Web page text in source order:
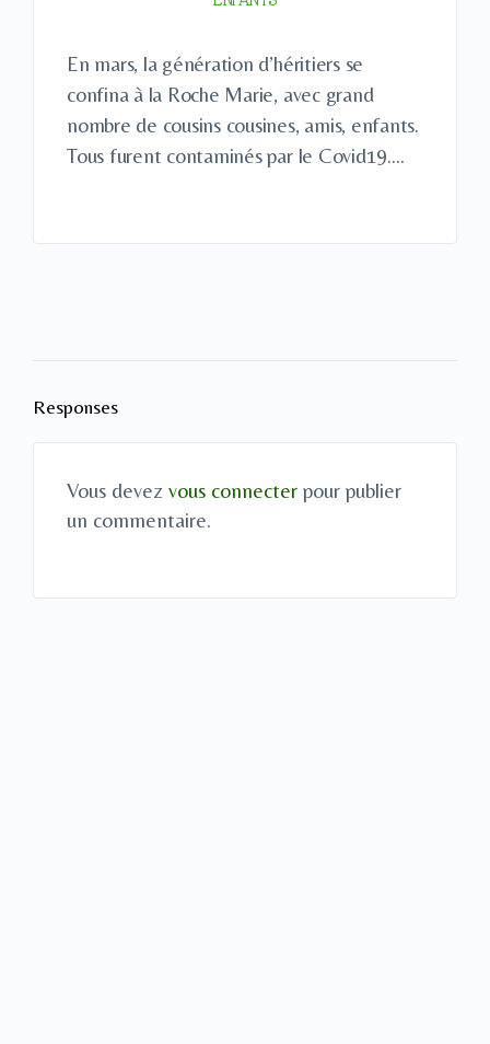
En mars, la génération d’héritiers se
confina à la Roche Marie, avec grand
nombre de cousins cousines, amis, enfants.
Tous furent contaminés par le Covid19.…
Responses
Vous devez vous connecter pour publier
un commentaire.